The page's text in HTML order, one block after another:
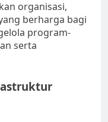
organisasi,
berharga bagi
program-
serta